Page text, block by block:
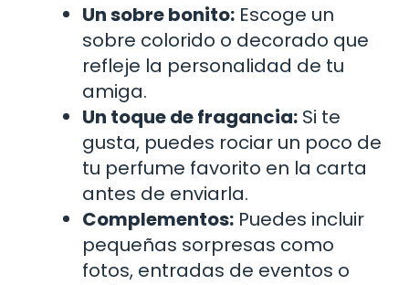
Un sobre bonito: Escoge un
sobre colorido o decorado que
refleje la personalidad de tu
amiga.
Un toque de fragancia: Si te
gusta, puedes rociar un poco de
tu perfume favorito en la carta
antes de enviarla.
Complementos: Puedes incluir
pequeñas sorpresas como
fotos, entradas de eventos o